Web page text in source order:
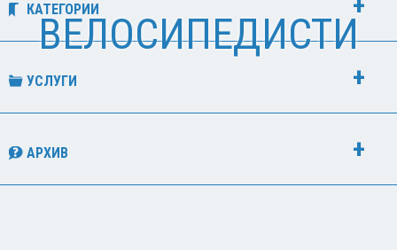
ВЕЛОСИПЕДИСТИ
КАТЕГОРИИ
УСЛУГИ
АРХИВ